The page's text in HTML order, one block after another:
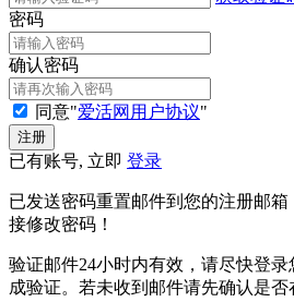
密码
确认密码
同意"爱活网用户协议"
已有账号, 立即 登录
已发送密码重置邮件到您的注册邮
接修改密码！
验证邮件24小时内有效，请尽快登
成验证。若未收到邮件请先确认是否